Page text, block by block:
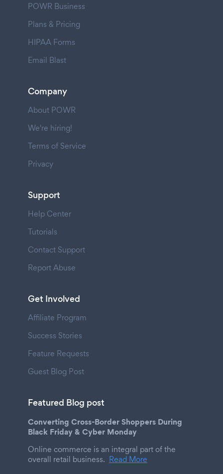
POWR Business
Plans & Pricing
HIPAA Forms
Email Blast
Company
About POWR
We're hiring!
Terms of Service
Privacy
Support
Help Center
Tutorials
Contact Support
Report Abuse
Get Involved
Affiliate Program
Success Stories
Feature Requests
Guest Blog Post
Featured Blog post
Converting Cross-Border Shoppers During
Black Friday & Cyber Monday
Online commerce is an integral part of the
overall retail business. Read More